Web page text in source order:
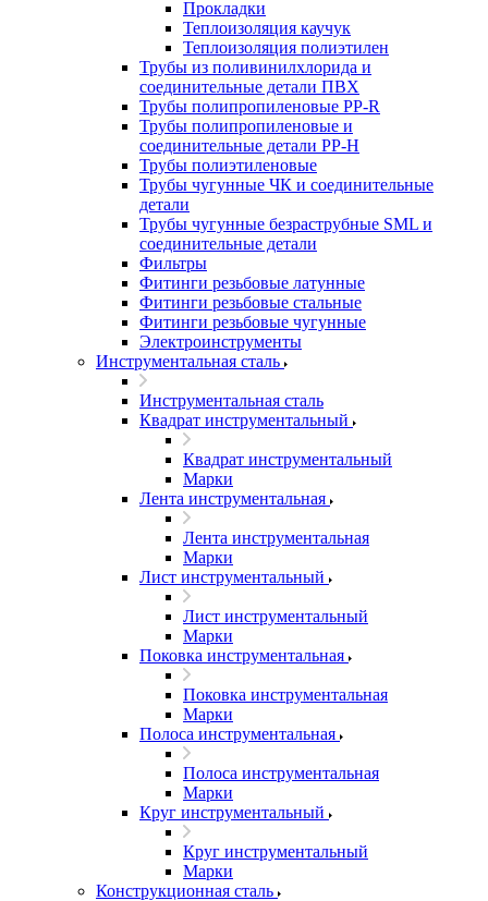
Прокладки
Теплоизоляция каучук
Теплоизоляция полиэтилен
Трубы из поливинилхлорида и
соединительные детали ПВХ
Трубы полипропиленовые PP-R
Трубы полипропиленовые и
соединительные детали PP-H
Трубы полиэтиленовые
Трубы чугунные ЧК и соединительные
детали
Трубы чугунные безраструбные SML и
соединительные детали
Фильтры
Фитинги резьбовые латунные
Фитинги резьбовые стальные
Фитинги резьбовые чугунные
Электроинструменты
Инструментальная сталь
Инструментальная сталь
Квадрат инструментальный
Квадрат инструментальный
Марки
Лента инструментальная
Лента инструментальная
Марки
Лист инструментальный
Лист инструментальный
Марки
Поковка инструментальная
Поковка инструментальная
Марки
Полоса инструментальная
Полоса инструментальная
Марки
Круг инструментальный
Круг инструментальный
Марки
Конструкционная сталь